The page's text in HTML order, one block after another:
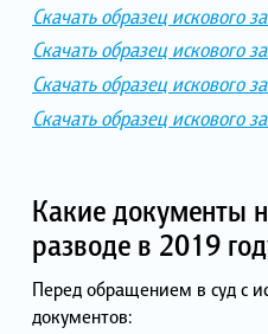
Скачать образец искового
Скачать образец искового
Скачать образец искового
Скачать образец искового
Какие документы
разводе в 2019
Перед обращением в суд с
документов: